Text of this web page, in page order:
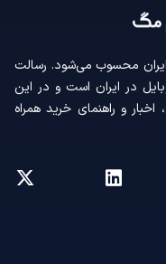
محسوب می‌شود. رسالت
در ایران است و در این
و راهنمای خرید همراه